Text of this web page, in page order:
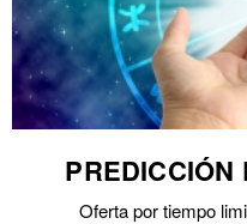
PREDICCIÓN
Oferta por tiempo